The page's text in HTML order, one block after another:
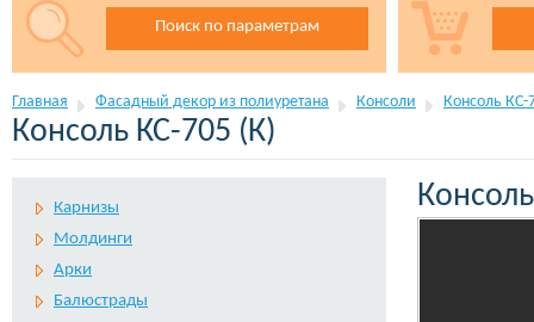
Поиск по параметрам
Главная Фасадный декор из полиуретана Консоли Консоль КС-
Консоль КС-705 (К)
Карнизы
Молдинги
Арки
Балюстрады